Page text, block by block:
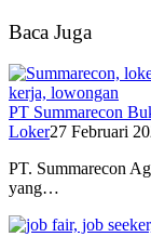
Baca Juga
PT Summarecon
Loker27 Februari
PT. Summarecon
yang…